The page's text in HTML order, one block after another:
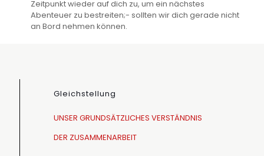
Zeitpunkt wieder auf dich zu, um ein nächstes
Abenteuer zu bestreiten;- sollten wir dich gerade nicht
an Bord nehmen können.
Gleichstellung
UNSER GRUNDSÄTZLICHES VERSTÄNDNIS
DER ZUSAMMENARBEIT